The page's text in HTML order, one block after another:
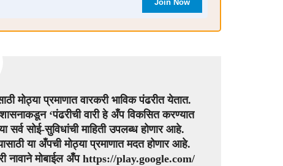
Join Now
मोठ्या प्रमाणात वारकरी भाविक पंढरीत येतात.
‘पंढरीची वारी हे अँप विकसित करण्यात
सर्व सोई-सुविधांची माहिती उपलब्ध होणार आहे.
या अँपची मोठ्या प्रमाणात मदत होणार आहे.
नावाने मोबाईल अँप https://play.google.com/